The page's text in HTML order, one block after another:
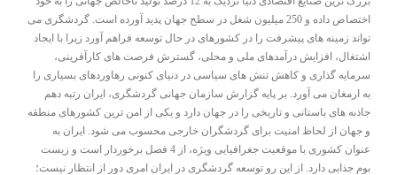
اختصاص داده و 250 میلیون شغل در سطح جهان پدید آورده است. گردشگری می
تواند زمینه های پیشرفت را در کشورهای در حال توسعه فراهم آورد زیرا با ایجاد
اشتغال، افزایش درآمدهای ملی و محلی، گسترش فرصت های کارآفرینی،
سرمایه گذاری و کاهش تنش های سیاسی در دنیای کنونی رهاوردهای بسیاری را
به ارمغان می آورد. بر پایه گزارش سازمان جهانی گردشگری، ایران رتبه دهم
جاذبه های باستانی و تاریخی را در جهان دارد و یکی از امن ترین کشورهای منطقه
و جهان از لحاظ امنیت برای گردشگران خارجی محسوب می شود. ایران به
عنوان کشوری با موقعیت جغرافیایی ویژه، از 4 فصل برخوردار است و زیست
بوم جذابی دارد. از این رو توسعه گردشگری در ایران امری دور از انتظار نیست؛